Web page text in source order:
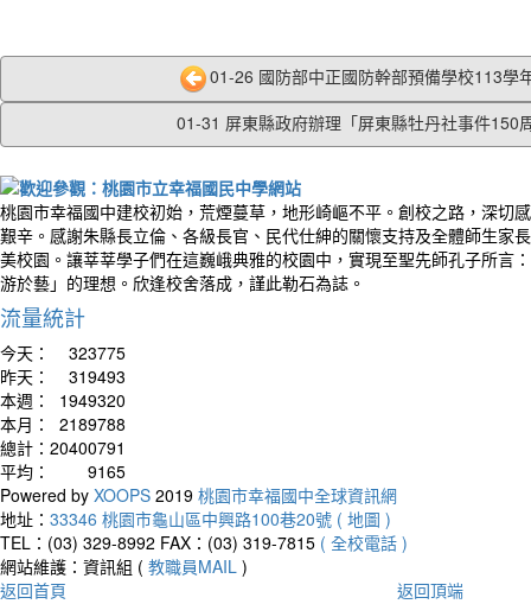
01-26 國防部中正國防幹部預備學校113學
01-31 屏東縣政府辦理「屏東縣牡丹社事件150
桃園市幸福國中建校初始，荒煙蔓草，地形崎嶇不平。創校之路，深切
艱辛。感謝朱縣長立倫、各級長官、民代仕紳的關懷支持及全體師生家
美校園。讓莘莘學子們在這巍峨典雅的校園中，實現至聖先師孔子所言
游於藝」的理想。欣逢校舍落成，謹此勒石為誌。
流量統計
今天：
323775
昨天：
319493
本週：
1949320
本月：
2189788
總計： 20400791
平均：
9165
Powered by XOOPS 2019 桃園市幸福國中全球資訊網
地址： 33346 桃園市龜山區中興路100巷20號 ( 地圖 )
TEL：(03) 329-8992 FAX：(03) 319-7815 ( 全校電話 )
網站維護：資訊組 ( 教職員MAIL )
返回首頁
返回頂端